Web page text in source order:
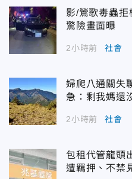
影/鶯歌毒蟲
驚險畫面曝
2小時前 社會
婦爬八通關失
急：剩我媽還
2小時前 社會
包租代管龍頭
遭羈押、不禁